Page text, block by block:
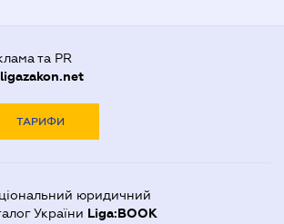
та PR
ligazakon.net
ТАРИФИ
юридичний
України Liga:BOOK